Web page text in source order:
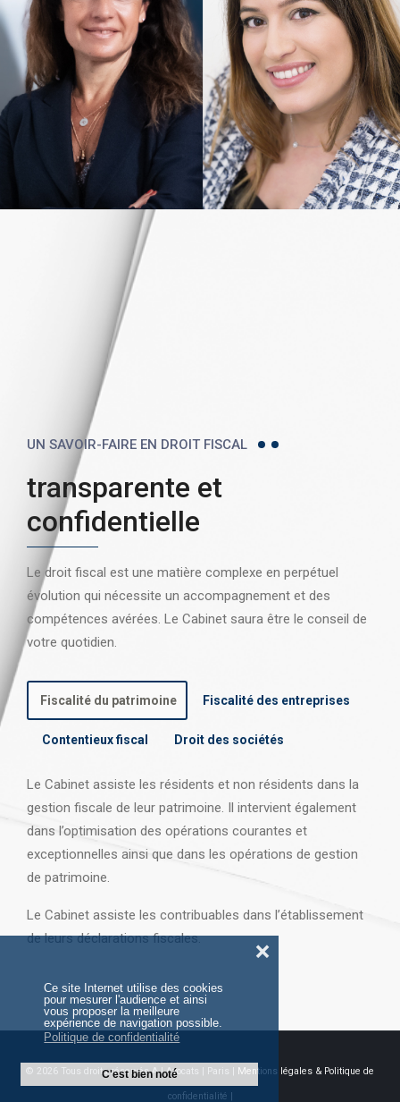
Ce site Internet utilise des cookies
pour mesurer l'audience et ainsi
vous proposer la meilleure
expérience de navigation possible.
Politique de confidentialité
C'est bien noté
❌
UN SAVOIR-FAIRE EN DROIT FISCAL
transparente et
confidentielle
Le droit fiscal est une matière complexe en perpétuel
évolution qui nécessite un accompagnement et des
compétences avérées. Le Cabinet saura être le conseil de
votre quotidien.
Fiscalité du patrimoine Fiscalité des entreprises
Contentieux fiscal Droit des sociétés
Le Cabinet assiste les résidents et non résidents dans la
gestion fiscale de leur patrimoine. Il intervient également
dans l’optimisation des opérations courantes et
exceptionnelles ainsi que dans les opérations de gestion
de patrimoine.
Le Cabinet assiste les contribuables dans l’établissement
de leurs déclarations fiscales.
© 2026 Tous droits réservés AJ Avocats | Paris | Mentions légales & Politique de
confidentialité |